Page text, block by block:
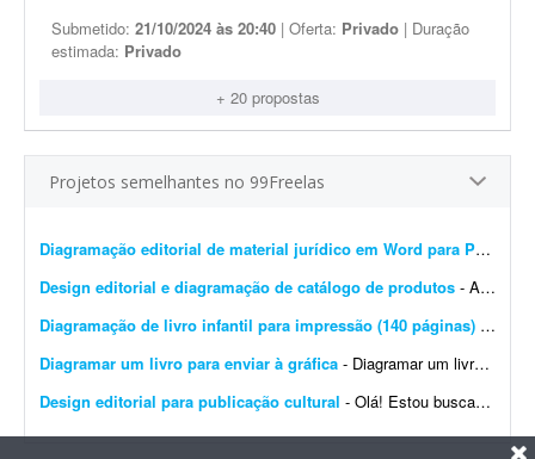
Submetido: 21/10/2024 às 20:40 | Oferta: Privado | Duração
estimada: Privado
+ 20 propostas
Projetos semelhantes no 99Freelas
Diagramação editorial de material jurídico em Word para PDF premium
Design editorial e diagramação de catálogo de produtos - A DistribuiBem, distribuidora de alimentos e produtos premium, está procurando um profissional de design editorial e diagramação para revisar, modernizar e manter nosso cat&aac...
Diagramação de livro infantil para impressão (140 páginas)
Diagramar um livro para enviar à gráfica - Diagramar um livro para enviar à gráfica. 95% do livro é texto. Formato 170x240 mm. (ao alto), compostos por: - 380 páginas impressas a 1/1 cor (preto) em ior 90 grs. -...
Design editorial para publicação cultural - Olá! Estou buscando um designer editorial ou diagramador para uma publicação cultural do Projeto Maracá, desenvolvido em Guaíra (SP). É importante que o p...